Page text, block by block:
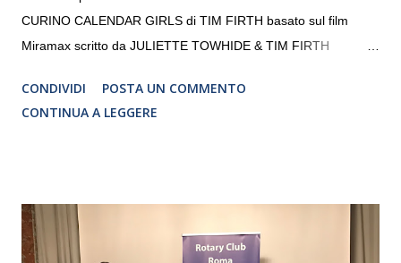
CURINO CALENDAR GIRLS di TIM FIRTH basato sul film
Miramax scritto da JULIETTE TOWHIDE & TIM FIRTH
CRISTINA PEZZOLI
CONDIVIDI
POSTA UN COMMENTO
CONTINUA A LEGGERE